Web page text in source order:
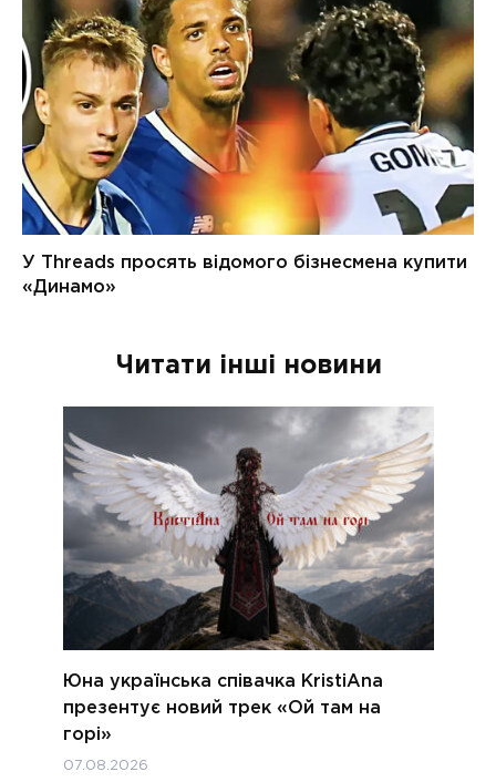
Читати інші новини
Юна українська співачка KristiAna
презентує новий трек «Ой там на
горі»
07.08.2026